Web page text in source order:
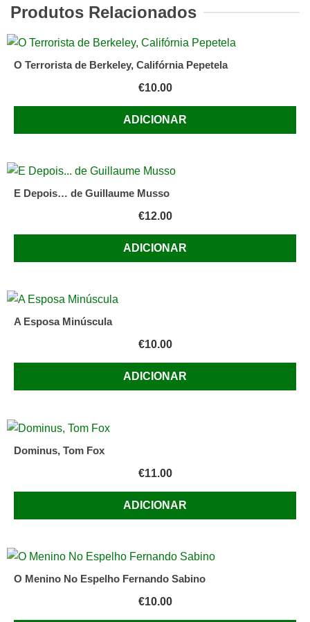
Produtos Relacionados
O Terrorista de Berkeley, Califórnia Pepetela
€10.00
ADICIONAR
E Depois… de Guillaume Musso
€12.00
ADICIONAR
A Esposa Minúscula
€10.00
ADICIONAR
Dominus, Tom Fox
€11.00
ADICIONAR
O Menino No Espelho Fernando Sabino
€10.00